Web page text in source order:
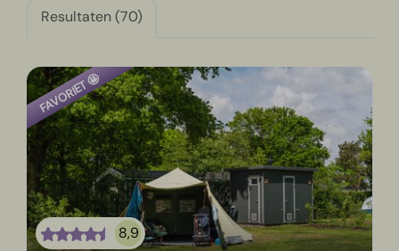
Resultaten (70)
FAVORIET 🤩
8,9